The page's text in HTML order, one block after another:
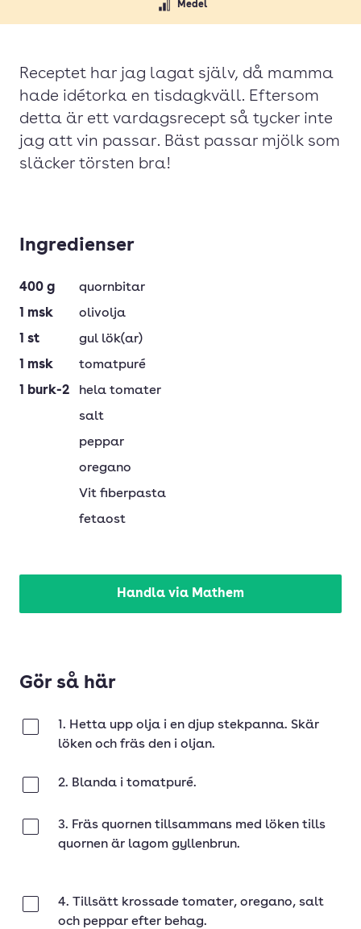
Medel
Receptet har jag lagat själv, då mamma
hade idétorka en tisdagkväll. Eftersom
detta är ett vardagsrecept så tycker inte
jag att vin passar. Bäst passar mjölk som
släcker törsten bra!
Ingredienser
400 g
quornbitar
1 msk
olivolja
1 st
gul lök(ar)
1 msk
tomatpuré
1
burk-2
hela tomater
salt
peppar
oregano
Vit fiberpasta
fetaost
Handla via Mathem
Gör så här
1. Hetta upp olja i en djup stekpanna. Skär
löken och fräs den i oljan.
2. Blanda i tomatpuré.
3. Fräs quornen tillsammans med löken tills
quornen är lagom gyllenbrun.
4. Tillsätt krossade tomater, oregano, salt
och peppar efter behag.